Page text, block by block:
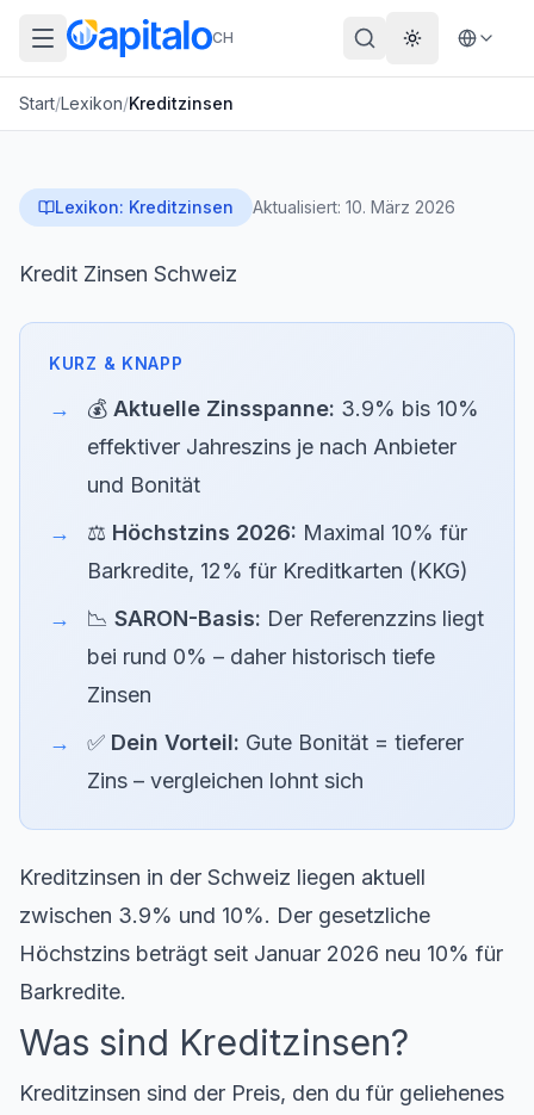
CH Theme
Start/Lexikon/Kreditzinsen
Lexikon: Kreditzinsen Aktualisiert: 10. März 2026
Kredit Zinsen Schweiz
💰 Aktuelle Zinsspanne: 3.9% bis 10%
effektiver Jahreszins je nach Anbieter
und Bonität
⚖ Höchstzins 2026: Maximal 10% für
Barkredite, 12% für Kreditkarten (KKG)
📉 SARON-Basis: Der Referenzzins liegt
bei rund 0% – daher historisch tiefe
Zinsen
✅ Dein Vorteil: Gute Bonität = tieferer
Zins – vergleichen lohnt sich
Kreditzinsen in der Schweiz liegen aktuell
zwischen 3.9% und 10%. Der gesetzliche
Höchstzins beträgt seit Januar 2026 neu 10% für
Barkredite.
Was sind Kreditzinsen?
Kreditzinsen sind der Preis, den du für geliehenes